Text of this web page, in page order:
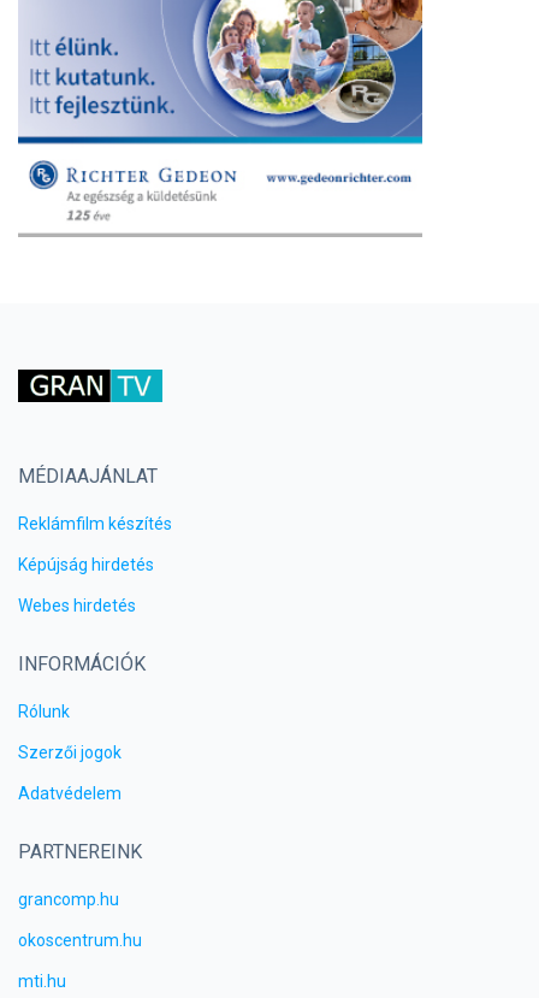
MÉDIAAJÁNLAT
Reklámfilm készítés
Képújság hirdetés
Webes hirdetés
INFORMÁCIÓK
Rólunk
Szerzői jogok
Adatvédelem
PARTNEREINK
grancomp.hu
okoscentrum.hu
mti.hu